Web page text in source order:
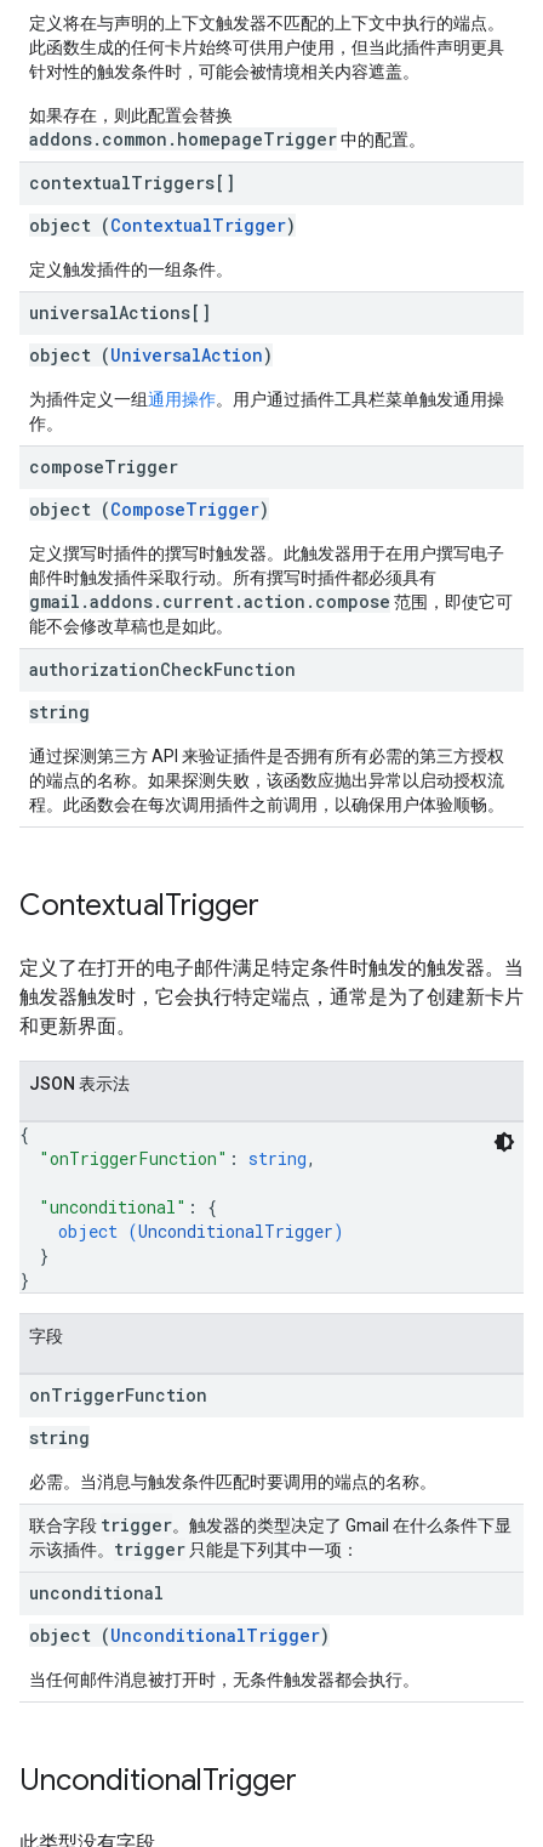
定义将在与声明的上下文触发器不匹配的上下文中执行的端点。
此函数生成的任何卡片始终可供用户使用，但当此插件声明更具
针对性的触发条件时，可能会被情境相关内容遮盖。
如果存在，则此配置会替换
addons.common.homepageTrigger中的配置。
contextualTriggers[]
object (ContextualTrigger)
定义触发插件的一组条件。
universalActions[]
object (UniversalAction)
为插件定义一组通用操作。用户通过插件工具栏菜单触发通用操
作。
composeTrigger
object (ComposeTrigger)
定义撰写时插件的撰写时触发器。此触发器用于在用户撰写电子
邮件时触发插件采取行动。所有撰写时插件都必须具有
gmail.addons.current.action.compose 范围，即使它可
能不会修改草稿也是如此。
authorizationCheckFunction
string
通过探测第三方 API 来验证插件是否拥有所有必需的第三方授权
的端点的名称。如果探测失败，该函数应抛出异常以启动授权流
程。此函数会在每次调用插件之前调用，以确保用户体验顺畅。
ContextualTrigger
定义了在打开的电子邮件满足特定条件时触发的触发器。当
触发器触发时，它会执行特定端点，通常是为了创建新卡片
和更新界面。
JSON 表示法
{
"onTriggerFunction" : string,
"unconditional" : {
object (UnconditionalTrigger)
}
}
字段
onTriggerFunction
string
必需。当消息与触发条件匹配时要调用的端点的名称。
联合字段 trigger。触发器的类型决定了 Gmail 在什么条件下显
示该插件。 trigger 只能是下列其中一项：
unconditional
object (UnconditionalTrigger)
当任何邮件消息被打开时，无条件触发器都会执行。
UnconditionalTrigger